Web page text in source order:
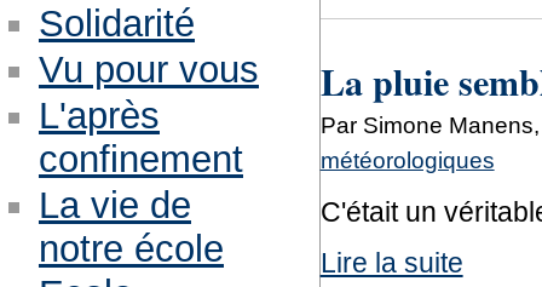
La pluie
Par Simone
météorologiques
C'était un
Lire la suite
Solidarité
Vu pour vous
L'après
confinement
La vie de
notre école